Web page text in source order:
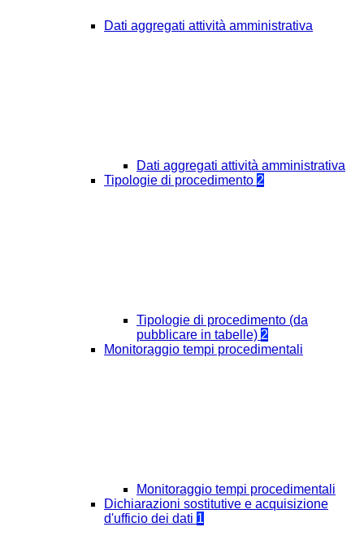
Dati aggregati attività amministrativa
Dati aggregati attività amministrativa
Tipologie di procedimento 2
Tipologie di procedimento (da
pubblicare in tabelle) 2
Monitoraggio tempi procedimentali
Monitoraggio tempi procedimentali
Dichiarazioni sostitutive e acquisizione
d'ufficio dei dati 1